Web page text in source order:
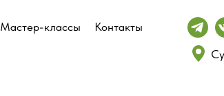
Мастер-классы Контакты
Мастер-классы Контакты